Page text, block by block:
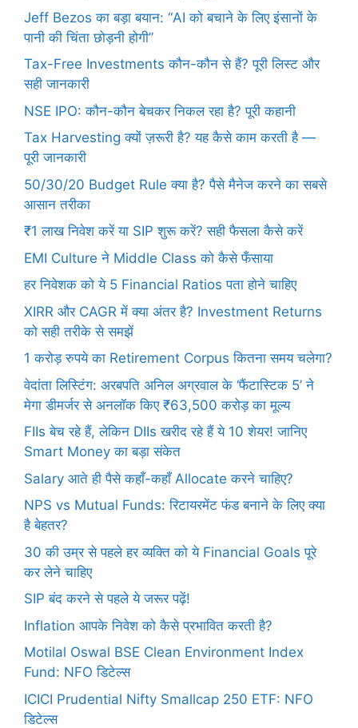
Jeff Bezos का बड़ा बयान: “AI को बचाने के लिए इंसानों के
पानी की चिंता छोड़नी होगी”
Tax-Free Investments कौन-कौन से हैं? पूरी लिस्ट और
सही जानकारी
NSE IPO: कौन-कौन बेचकर निकल रहा है? पूरी कहानी
Tax Harvesting क्यों ज़रूरी है? यह कैसे काम करती है —
पूरी जानकारी
50/30/20 Budget Rule क्या है? पैसे मैनेज करने का सबसे
आसान तरीका
₹1 लाख निवेश करें या SIP शुरू करें? सही फैसला कैसे करें
EMI Culture ने Middle Class को कैसे फँसाया
हर निवेशक को ये 5 Financial Ratios पता होने चाहिए
XIRR और CAGR में क्या अंतर है? Investment Returns
को सही तरीके से समझें
1 करोड़ रुपये का Retirement Corpus कितना समय चलेगा?
वेदांता लिस्टिंग: अरबपति अनिल अग्रवाल के ‘फैंटास्टिक 5’ ने
मेगा डीमर्जर से अनलॉक किए ₹63,500 करोड़ का मूल्य
FIIs बेच रहे हैं, लेकिन DIIs खरीद रहे हैं ये 10 शेयर! जानिए
Smart Money का बड़ा संकेत
Salary आते ही पैसे कहाँ-कहाँ Allocate करने चाहिए?
NPS vs Mutual Funds: रिटायरमेंट फंड बनाने के लिए क्या
है बेहतर?
30 की उम्र से पहले हर व्यक्ति को ये Financial Goals पूरे
कर लेने चाहिए
SIP बंद करने से पहले ये जरूर पढ़ें!
Inflation आपके निवेश को कैसे प्रभावित करती है?
Motilal Oswal BSE Clean Environment Index
Fund: NFO डिटेल्स
ICICI Prudential Nifty Smallcap 250 ETF: NFO
डिटेल्स